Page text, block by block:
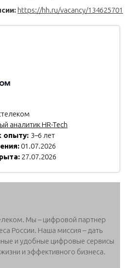
https://hh.ru/vacancy/134625701
аналитик HR-Tech
опыту: 3–6 лет
01.07.2026
27.07.2026
Мы – цифровой партнер
России. Наша миссия – дать
и удобные цифровые сервисы
и эффективного бизнеса.